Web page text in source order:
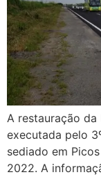
A restauração da
executada pelo
sediado em
2022. A